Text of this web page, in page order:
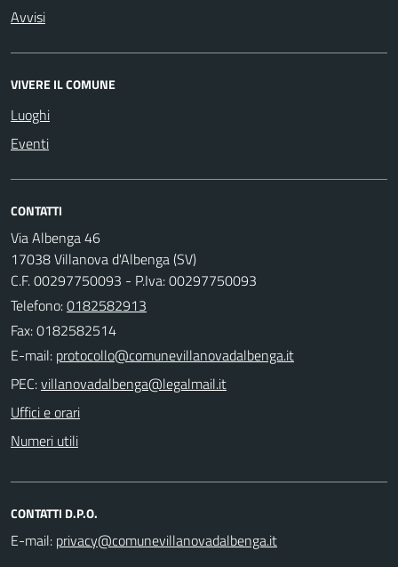
Avvisi
VIVERE IL COMUNE
Luoghi
Eventi
CONTATTI
Via Albenga 46
17038 Villanova d'Albenga (SV)
C.F. 00297750093 - P.Iva: 00297750093
Telefono:0182582913
Fax: 0182582514
E-mail:
PEC:
Uffici e orari
Numeri utili
CONTATTI D.P.O.
E-mail: